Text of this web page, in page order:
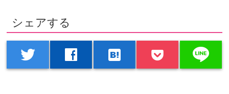
シェアする
twitter facebook hatenabookmark line